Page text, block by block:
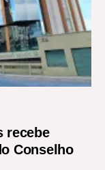
recebe
Conselho